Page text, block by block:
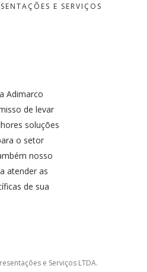
E SERVIÇOS
Adimarco
de levar
soluções
o setor
nosso
atender as
de sua
e Serviços LTDA.